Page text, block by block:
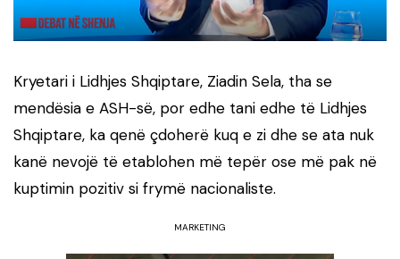
Kryetari i Lidhjes Shqiptare, Ziadin Sela, tha se
mendësia e ASH-së, por edhe tani edhe të Lidhjes
Shqiptare, ka qenë çdoherë kuq e zi dhe se ata nuk
kanë nevojë të etablohen më tepër ose më pak në
kuptimin pozitiv si frymë nacionaliste.
MARKETING